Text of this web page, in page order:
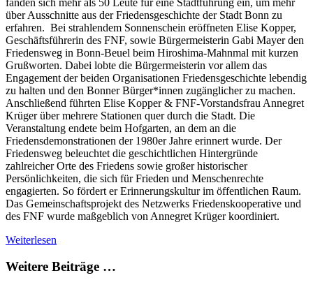
über Ausschnitte aus der Friedensgeschichte der Stadt Bonn zu
erfahren. Bei strahlendem Sonnenschein eröffneten Elise Kopper,
Geschäftsführerin des FNF, sowie Bürgermeisterin Gabi Mayer den
Friedensweg in Bonn-Beuel beim Hiroshima-Mahnmal mit kurzen
Grußworten. Dabei lobte die Bürgermeisterin vor allem das
Engagement der beiden Organisationen Friedensgeschichte lebendig
zu halten und den Bonner Bürger*innen zugänglicher zu machen.
Anschließend führten Elise Kopper & FNF-Vorstandsfrau Annegret
Krüger über mehrere Stationen quer durch die Stadt. Die
Veranstaltung endete beim Hofgarten, an dem an die
Friedensdemonstrationen der 1980er Jahre erinnert wurde. Der
Friedensweg beleuchtet die geschichtlichen Hintergründe
zahlreicher Orte des Friedens sowie großer historischer
Persönlichkeiten, die sich für Frieden und Menschenrechte
engagierten. So fördert er Erinnerungskultur im öffentlichen Raum.
Das Gemeinschaftsprojekt des Netzwerks Friedenskooperative und
des FNF wurde maßgeblich von Annegret Krüger koordiniert.
Weiterlesen
Weitere Beiträge …